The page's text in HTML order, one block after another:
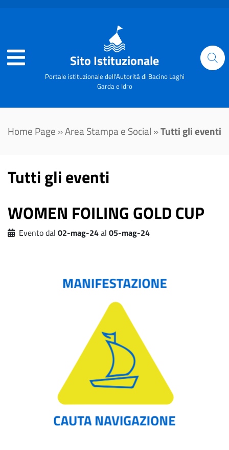
Sito Istituzionale
Portale istituzionale dell'Autorità di Bacino Laghi
Garda e Idro
Home Page »Area Stampa e Social »Tutti gli eventi
Tutti gli eventi
WOMEN FOILING GOLD CUP
Evento dal 02-mag-24al 05-mag-24